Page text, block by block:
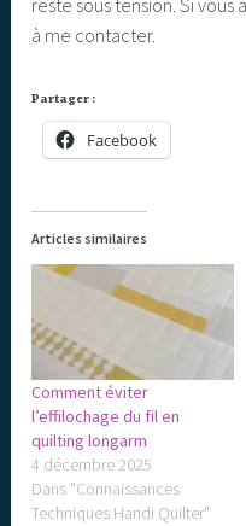
à me contacter.
Partager :
Facebook
Articles similaires
Comment éviter
l’effilochage du fil en
quilting longarm
4 décembre 2025
Dans "Connaissances
Techniques Handi Quilter"